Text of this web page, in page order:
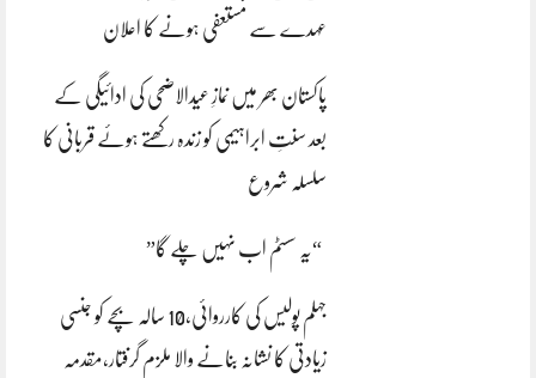
عہدے سے مستعفی ہونے کا اعلان
پاکستان بھر میں نمازِ عیدالاضحی کی ادائیگی کے
بعد سنتِ ابراہیمی کو زندہ رکھتے ہوئے قربانی کا
سلسلہ شروع
“یہ سسٹم اب نہیں چلے گا”
جہلم پولیس کی کارروائی،10 سالہ بچے کو جنسی
زیادتی کا نشانہ بنانے والا ملزم گرفتار،مقدمہ